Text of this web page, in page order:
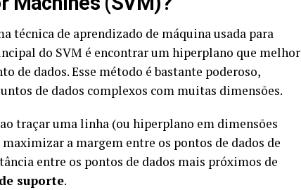
técnica de aprendizado de máquina usada para
do SVM é encontrar um hiperplano que melhor
de dados. Esse método é bastante poderoso,
de dados complexos com muitas dimensões.
ao traçar uma linha (ou hiperplano em dimensões
a margem entre os pontos de dados de
entre os pontos de dados mais próximos de
suporte.